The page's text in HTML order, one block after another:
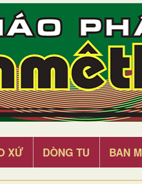
XỨ DÒNG TU BAN